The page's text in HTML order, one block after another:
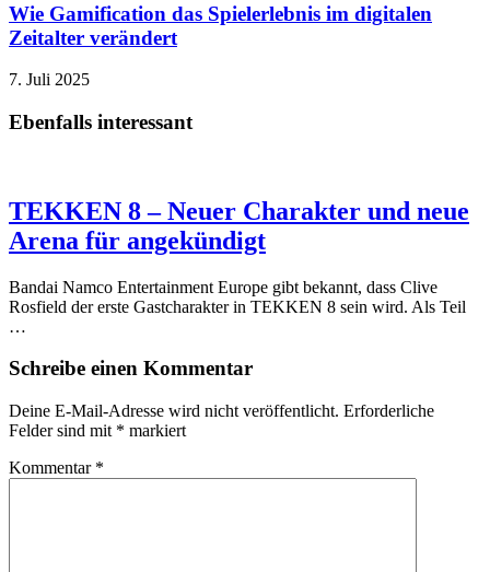
Wie Gamification das Spielerlebnis im digitalen
Zeitalter verändert
7. Juli 2025
Ebenfalls interessant
TEKKEN 8 – Neuer Charakter und neue
Arena für angekündigt
Bandai Namco Entertainment Europe gibt bekannt, dass Clive
Rosfield der erste Gastcharakter in TEKKEN 8 sein wird. Als Teil
…
Schreibe einen Kommentar
Deine E-Mail-Adresse wird nicht veröffentlicht. Erforderliche
Felder sind mit * markiert
Kommentar *